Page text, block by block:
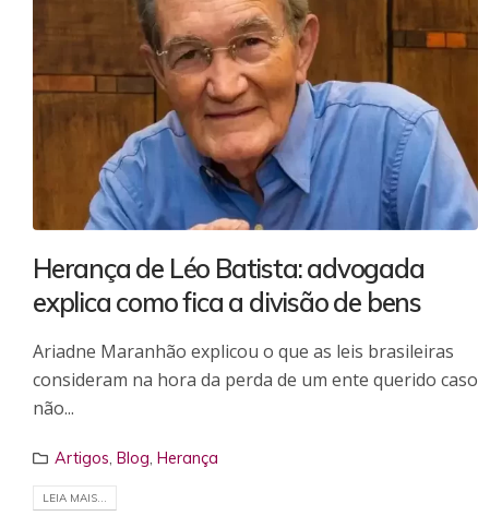
Herança de Léo Batista: advogada
explica como fica a divisão de bens
Ariadne Maranhão explicou o que as leis brasileiras
consideram na hora da perda de um ente querido caso
não...
Artigos, Blog, Herança
LEIA MAIS...